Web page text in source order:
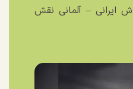
ایرانی – آلمانی نقش